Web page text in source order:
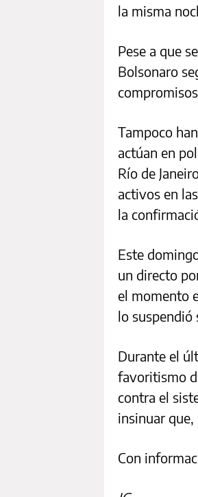
la misma
Pese a que
Bolsonaro
Tampoco
actúan en
Río de
activos en
la
Este
un directo
el momento
lo suspendió
Durante el
favoritismo
contra el
insinuar
Con